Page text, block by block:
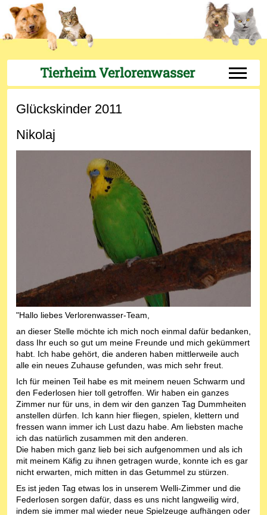
Tierheim Verlorenwasser Off-
Glückskinder 2011
Nikolaj
"Hallo liebes Verlorenwasser-Team,
an dieser Stelle möchte ich mich noch einmal dafür bedanken,
dass Ihr euch so gut um meine Freunde und mich gekümmert
habt. Ich habe gehört, die anderen haben mittlerweile auch
alle ein neues Zuhause gefunden, was mich sehr freut.
Ich für meinen Teil habe es mit meinem neuen Schwarm und
den Federlosen hier toll getroffen. Wir haben ein ganzes
Zimmer nur für uns, in dem wir den ganzen Tag Dummheiten
anstellen dürfen. Ich kann hier fliegen, spielen, klettern und
fressen wann immer ich Lust dazu habe. Am liebsten mache
ich das natürlich zusammen mit den anderen.
Die haben mich ganz lieb bei sich aufgenommen und als ich
mit meinem Käfig zu ihnen getragen wurde, konnte ich es gar
nicht erwarten, mich mitten in das Getummel zu stürzen.
Es ist jeden Tag etwas los in unserem Welli-Zimmer und die
Federlosen sorgen dafür, dass es uns nicht langweilig wird,
indem sie immer mal wieder neue Spielzeuge aufhängen oder